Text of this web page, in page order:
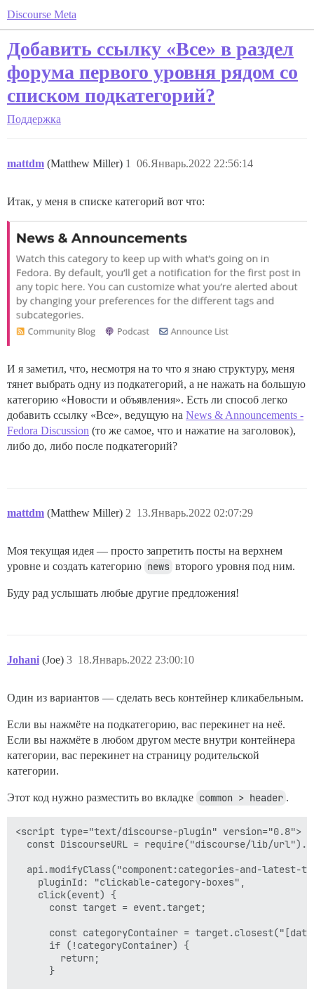
Discourse Meta
Добавить ссылку «Все» в раздел
форума первого уровня рядом со
списком подкатегорий?
Поддержка
mattdm (Matthew Miller) 06.Январь.2022 22:56:14
1
Итак, у меня в списке категорий вот что:
И я заметил, что, несмотря на то что я знаю структуру, меня
тянет выбрать одну из подкатегорий, а не нажать на большую
категорию «Новости и объявления». Есть ли способ легко
добавить ссылку «Все», ведущую на News & Announcements -
Fedora Discussion (то же самое, что и нажатие на заголовок),
либо до, либо после подкатегорий?
mattdm (Matthew Miller) 13.Январь.2022 02:07:29
2
Моя текущая идея — просто запретить посты на верхнем
уровне и создать категорию news второго уровня под ним.
Буду рад услышать любые другие предложения!
Johani (Joe) 18.Январь.2022 23:00:10
3
Один из вариантов — сделать весь контейнер кликабельным.
Если вы нажмёте на подкатегорию, вас перекинет на неё.
Если вы нажмёте в любом другом месте внутри контейнера
категории, вас перекинет на страницу родительской
категории.
Этот код нужно разместить во вкладке common > header .
<script type="text/discourse-plugin" version="0.8">
const DiscourseURL = require("discourse/lib/
api.modifyClass("component:categories-and-latest-
    pluginId: "clickable-category-boxes",
    click(event) {
      const target = event.target;
const categoryContainer =
      if (!categoryContainer) {
        return;
      }